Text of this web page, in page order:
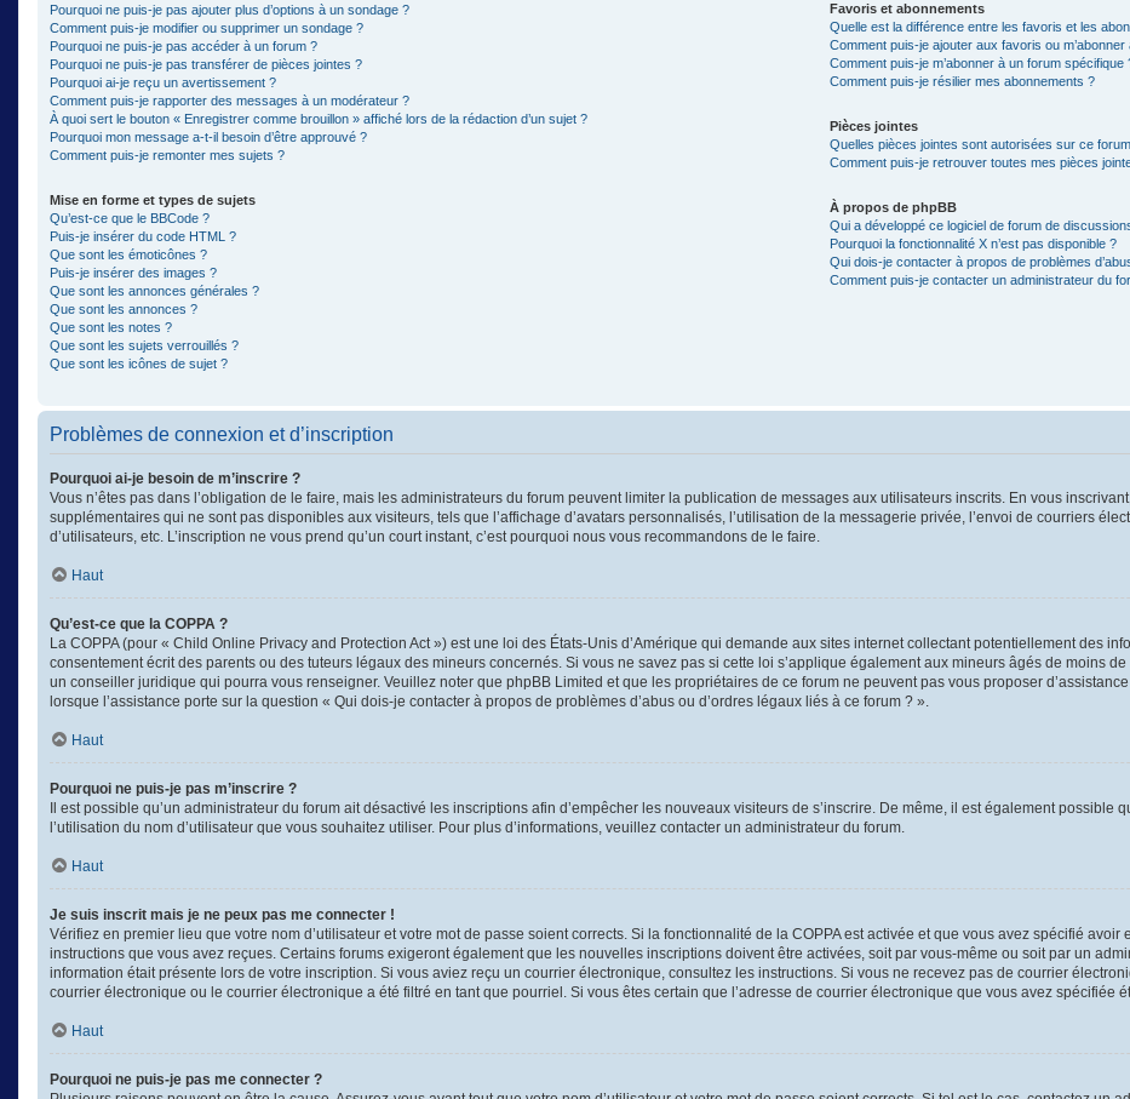
Pourquoi ne puis-je pas ajouter plus d’options à un sondage ?
Comment puis-je modifier ou supprimer un sondage ?
Pourquoi ne puis-je pas accéder à un forum ?
Pourquoi ne puis-je pas transférer de pièces jointes ?
Pourquoi ai-je reçu un avertissement ?
Comment puis-je rapporter des messages à un modérateur ?
À quoi sert le bouton « Enregistrer comme brouillon » affiché lors de la rédaction d’un sujet ?
Pourquoi mon message a-t-il besoin d’être approuvé ?
Comment puis-je remonter mes sujets ?
Mise en forme et types de sujets
Qu’est-ce que le BBCode ?
Puis-je insérer du code HTML ?
Que sont les émoticônes ?
Puis-je insérer des images ?
Que sont les annonces générales ?
Que sont les annonces ?
Que sont les notes ?
Que sont les sujets verrouillés ?
Que sont les icônes de sujet ?
Favoris et abonnements
Quelle est la différence entre les favoris et les
Comment puis-je ajouter aux favoris ou
Comment puis-je m’abonner à un forum spécifique
Comment puis-je résilier mes abonnements ?
Pièces jointes
Quelles pièces jointes sont autorisées sur ce
Comment puis-je retrouver toutes mes pièces
À propos de phpBB
Qui a développé ce logiciel de forum de
Pourquoi la fonctionnalité X n’est pas disponible ?
Qui dois-je contacter à propos de problèmes
Comment puis-je contacter un administrateur du
Problèmes de connexion et d’inscription
Pourquoi ai-je besoin de m’inscrire ?
Vous n’êtes pas dans l’obligation de le faire, mais les administrateurs du forum peuvent limiter la publication de messages aux utilisateurs inscrits. En vous
supplémentaires qui ne sont pas disponibles aux visiteurs, tels que l’affichage d’avatars personnalisés, l’utilisation de la messagerie privée, l’envoi de courriers
d’utilisateurs, etc. L’inscription ne vous prend qu’un court instant, c’est pourquoi nous vous recommandons de le faire.
Haut
Qu’est-ce que la COPPA ?
La COPPA (pour « Child Online Privacy and Protection Act ») est une loi des États-Unis d’Amérique qui demande aux sites internet collectant potentiellement des
consentement écrit des parents ou des tuteurs légaux des mineurs concernés. Si vous ne savez pas si cette loi s’applique également aux mineurs âgés de moins
un conseiller juridique qui pourra vous renseigner. Veuillez noter que phpBB Limited et que les propriétaires de ce forum ne peuvent pas vous proposer
lorsque l’assistance porte sur la question « Qui dois-je contacter à propos de problèmes d’abus ou d’ordres légaux liés à ce forum ? ».
Haut
Pourquoi ne puis-je pas m’inscrire ?
Il est possible qu’un administrateur du forum ait désactivé les inscriptions afin d’empêcher les nouveaux visiteurs de s’inscrire. De même, il est également possible
l’utilisation du nom d’utilisateur que vous souhaitez utiliser. Pour plus d’informations, veuillez contacter un administrateur du forum.
Haut
Je suis inscrit mais je ne peux pas me connecter !
Vérifiez en premier lieu que votre nom d’utilisateur et votre mot de passe soient corrects. Si la fonctionnalité de la COPPA est activée et que vous avez spécifié
instructions que vous avez reçues. Certains forums exigeront également que les nouvelles inscriptions doivent être activées, soit par vous-même ou soit par un
information était présente lors de votre inscription. Si vous aviez reçu un courrier électronique, consultez les instructions. Si vous ne recevez pas de courrier
courrier électronique ou le courrier électronique a été filtré en tant que pourriel. Si vous êtes certain que l’adresse de courrier électronique que vous avez spécifiée
Haut
Pourquoi ne puis-je pas me connecter ?